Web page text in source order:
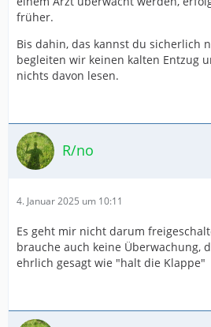
früher.
Bis dahin, das kannst du sicherlich
begleiten wir keinen kalten Entzug
nichts davon lesen.
R/no
4. Januar 2025 um 10:11
Es geht mir nicht darum
brauche auch keine Überwachung,
ehrlich gesagt wie "halt die Klappe"